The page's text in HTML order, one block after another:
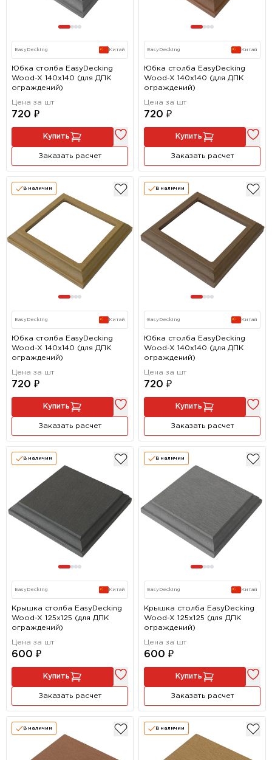
EasyDecking Китай
Юбка столба EasyDecking
Wood-X 140х140 (для ДПК
ограждений)
Цена за шт
720 ₽
Купить
Заказать расчет
EasyDecking Китай
Юбка столба EasyDecking
Wood-X 140х140 (для ДПК
ограждений)
Цена за шт
720 ₽
Купить
Заказать расчет
В наличии
EasyDecking Китай
Юбка столба EasyDecking
Wood-X 140х140 (для ДПК
ограждений)
Цена за шт
720 ₽
Купить
Заказать расчет
В наличии
EasyDecking Китай
Юбка столба EasyDecking
Wood-X 140х140 (для ДПК
ограждений)
Цена за шт
720 ₽
Купить
Заказать расчет
В наличии
EasyDecking Китай
Крышка столба EasyDecking
Wood-X 125х125 (для ДПК
ограждений)
Цена за шт
600 ₽
Купить
Заказать расчет
В наличии
EasyDecking Китай
Крышка столба EasyDecking
Wood-X 125х125 (для ДПК
ограждений)
Цена за шт
600 ₽
Купить
Заказать расчет
В наличии В наличии